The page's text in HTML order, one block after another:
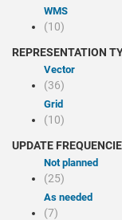
WMS
(10)
REPRESENTATION
Vector
(36)
Grid
(10)
UPDATE
Not planned
(25)
As needed
(7)